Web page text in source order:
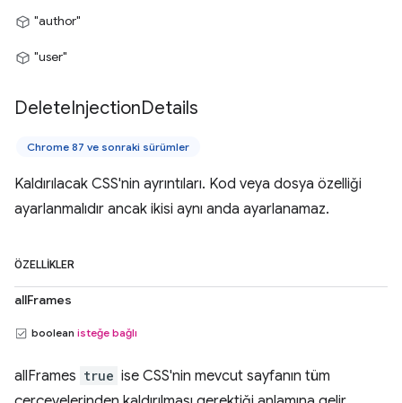
"author"
"user"
DeleteInjectionDetails
Chrome 87 ve sonraki sürümler
Kaldırılacak CSS'nin ayrıntıları. Kod veya dosya özelliği
ayarlanmalıdır ancak ikisi aynı anda ayarlanamaz.
ÖZELLIKLER
allFrames
boolean isteğe bağlı
allFrames true ise CSS'nin mevcut sayfanın tüm